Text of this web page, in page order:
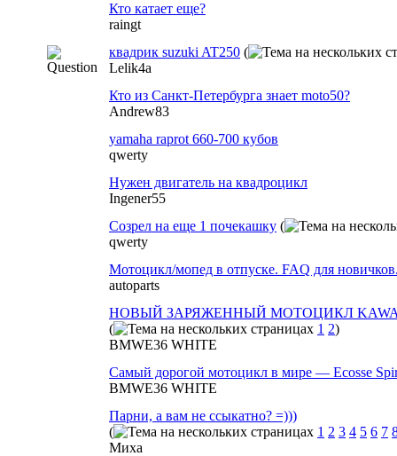
Кто катает еще?
raingt
квадрик suzuki AT250 (
Lelik4a
Кто из Санкт-Петербурга знает moto50?
Andrew83
yamaha raprot 660-700 кубов
qwerty
Нужен двигатель на квадроцикл
Ingener55
Созрел на еще 1 почекашку (
qwerty
Мотоцикл/мопед в отпуске. FAQ для
autoparts
НОВЫЙ ЗАРЯЖЕННЫЙ МОТОЦИКЛ
(
1 2)
BMWE36 WHITE
Самый дорогой мотоцикл в мире — Ecosse
BMWE36 WHITE
Парни, а вам не ссыкатно? =)))
(
1 2 3 4 5 6 7
Миха